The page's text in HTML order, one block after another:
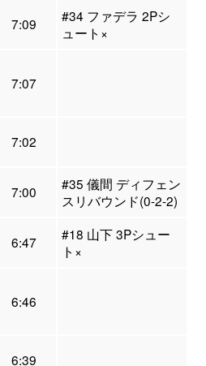
7:09
#34 ファデラ 2Pシ
ュート×
7:07
7:02
7:00
#35 儀間 ディフェン
スリバウンド(0-2-2)
6:47
#18 山下 3Pシュー
ト×
6:46
6:39